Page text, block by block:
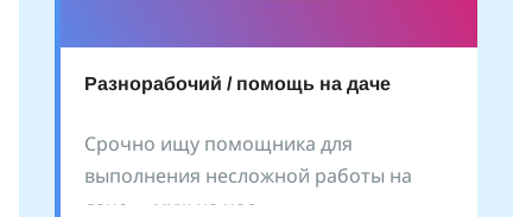
Разнорабочий / помощь на даче
Срочно ищу помощника для
выполнения несложной работы на
даче - «муж на час»